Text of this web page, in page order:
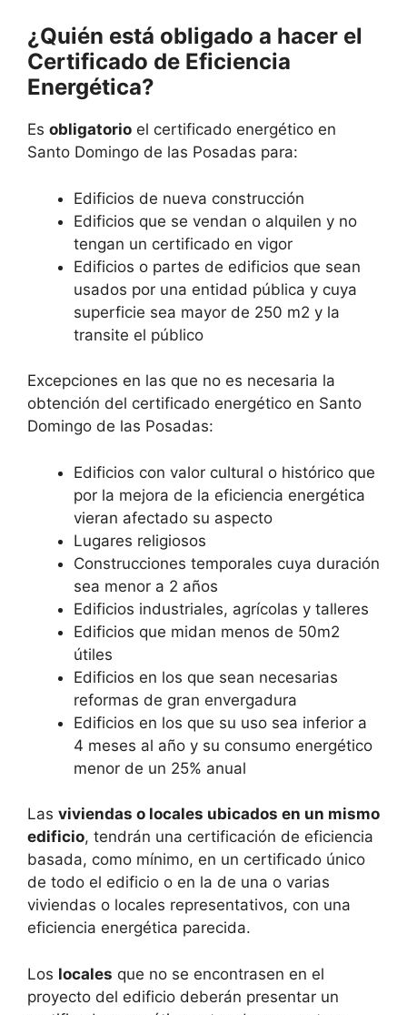
¿Quién está obligado a hacer el
Certificado de Eficiencia
Energética?
Es obligatorio el certificado energético en
Santo Domingo de las Posadas para:
Edificios de nueva construcción
Edificios que se vendan o alquilen y no
tengan un certificado en vigor
Edificios o partes de edificios que sean
usados por una entidad pública y cuya
superficie sea mayor de 250 m2 y la
transite el público
Excepciones en las que no es necesaria la
obtención del certificado energético en Santo
Domingo de las Posadas:
Edificios con valor cultural o histórico que
por la mejora de la eficiencia energética
vieran afectado su aspecto
Lugares religiosos
Construcciones temporales cuya duración
sea menor a 2 años
Edificios industriales, agrícolas y talleres
Edificios que midan menos de 50m2
útiles
Edificios en los que sean necesarias
reformas de gran envergadura
Edificios en los que su uso sea inferior a
4 meses al año y su consumo energético
menor de un 25% anual
Las viviendas o locales ubicados en un mismo
edificio, tendrán una certificación de eficiencia
basada, como mínimo, en un certificado único
de todo el edificio o en la de una o varias
viviendas o locales representativos, con una
eficiencia energética parecida.
Los locales que no se encontrasen en el
proyecto del edificio deberán presentar un